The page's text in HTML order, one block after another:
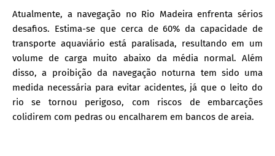
Atualmente, a navegação no Rio Madeira enfrenta sérios
desafios. Estima-se que cerca de 60% da capacidade de
transporte aquaviário está paralisada, resultando em um
volume de carga muito abaixo da média normal. Além
disso, a proibição da navegação noturna tem sido uma
medida necessária para evitar acidentes, já que o leito do
rio se tornou perigoso, com riscos de embarcações
colidirem com pedras ou encalharem em bancos de areia.